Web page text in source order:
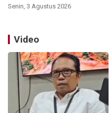
Senin, 3 Agustus 2026
Video